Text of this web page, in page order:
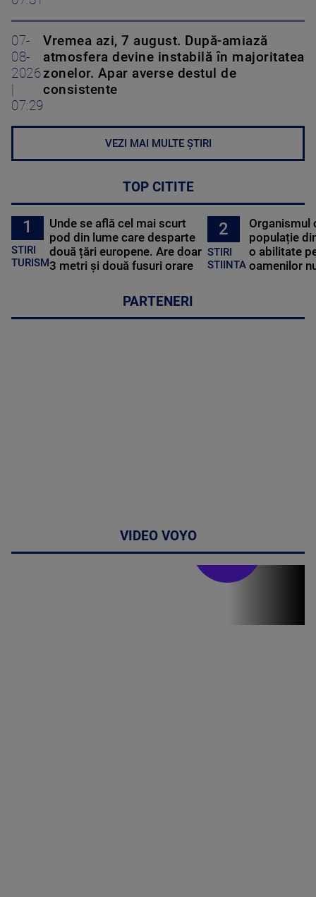
07-
08-
2026
|
07:29
Vremea azi, 7 august. După-amiază
atmosfera devine instabilă în majoritatea
zonelor. Apar averse destul de
consistente
VEZI MAI MULTE ȘTIRI
TOP CITITE
1
STIRI
TURISM
Unde se află cel mai scurt
pod din lume care desparte
două țări europene. Are doar
3 metri și două fusuri orare
2
STIRI
STIINTA
Organismul
populație
o abilitate
oamenilor
PARTENERI
VIDEO VOYO
Stirile PRO TV